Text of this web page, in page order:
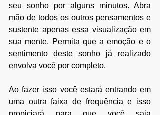
seu sonho por alguns minutos. Abra
mão de todos os outros pensamentos e
sustente apenas essa visualização em
sua mente. Permita que a emoção e o
sentimento deste sonho já realizado
envolva você por completo.
Ao fazer isso você estará entrando em
uma outra faixa de frequência e isso